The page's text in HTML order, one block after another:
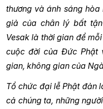
thương và ánh sáng
giả của chân lý bất
Vesak là thời gian để
cuộc đời của Đức Phật
gian, không gian của
Tổ chức đại lễ Phật đản
cả chúng ta, những